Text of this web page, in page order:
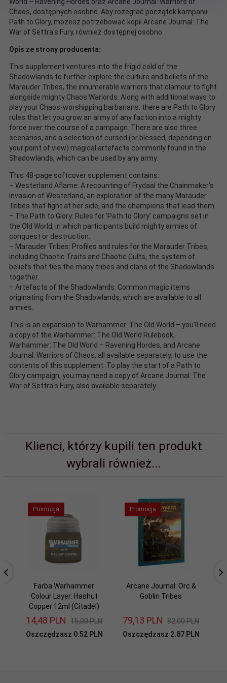
World – Ravening Hordes oraz Arcane Journal: Warriors of
Chaos, dostępnych osobno. Aby rozegrać początek kampanii
Path to Glory, możesz potrzebować kopii Arcane Journal: The
War of Settra's Fury, również dostępnej osobno.
Opis ze strony producenta:
This supplement ventures into the frigid cold of the
Shadowlands to further explore the culture and beliefs of the
Marauder Tribes, the innumerable warriors that clamour to fight
alongside mighty Chaos Warlords. Along with additional ways to
play your Chaos-worshipping barbarians, there are Path to Glory
rules that let you grow an army of any faction into a mighty
force over the course of a campaign. There are also three
scenarios, and a selection of cursed (or blessed, depending on
your point of view) magical artefacts commonly found in the
Shadowlands, which can be used by any army.
This 48-page softcover supplement contains:
– Westerland Aflame: A recounting of Frydaal the Chainmaker’s
invasion of Westerland, an exploration of the many Marauder
Tribes that fight at her side, and the champions that lead them.
– The Path to Glory: Rules for ‘Path to Glory’ campaigns set in
the Old World, in which participants build mighty armies of
conquest or destruction.
– Marauder Tribes: Profiles and rules for the Marauder Tribes,
including Chaotic Traits and Chaotic Cults, the system of
beliefs that ties the many tribes and clans of the Shadowlands
together.
– Artefacts of the Shadowlands: Common magic items
originating from the Shadowlands, which are available to all
armies.
This is an expansion to Warhammer: The Old World – you'll need
a copy of the Warhammer: The Old World Rulebook,
Warhammer: The Old World – Ravening Hordes, and Arcane
Journal: Warriors of Chaos, all available separately, to use the
contents of this supplement. To play the start of a Path to
Glory campaign, you may need a copy of Arcane Journal: The
War of Settra's Fury, also available separately.
Klienci, którzy kupili ten produkt
wybrali również...
Promocja
Farba Warhammer
Colour Layer: Hashut
Copper 12ml (Citadel)
14,48 PLN
15,00 PLN
Oszczędzasz 0.52 PLN
Promocja
Arcane Journal: Orc &
Goblin Tribes
79,13 PLN
82,00 PLN
Oszczędzasz 2.87 PLN